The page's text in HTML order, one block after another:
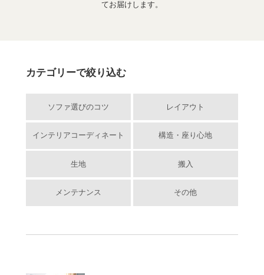
てお届けします。
カテゴリーで絞り込む
ソファ選びのコツ レイアウト
インテリアコーディネート 構造・座り心地
生地 搬入
メンテナンス その他